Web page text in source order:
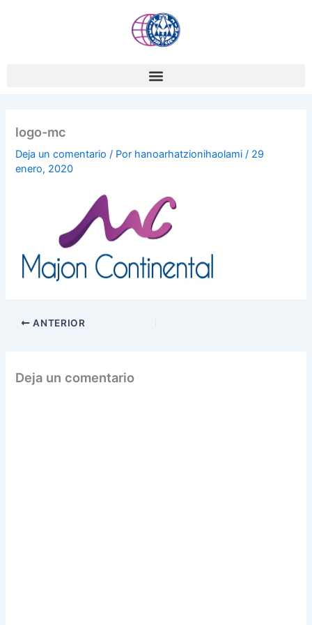
logo-mc
Deja un comentario / Por hanoarhatzionihaolami/ 29
enero, 2020
ANTERIOR
Deja un comentario